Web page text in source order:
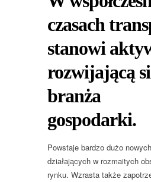
czasach
stanowi
rozwijającą
branża
gospodarki.
Powstaje bardzo dużo
działających w rozmaitych
rynku. Wzrasta także